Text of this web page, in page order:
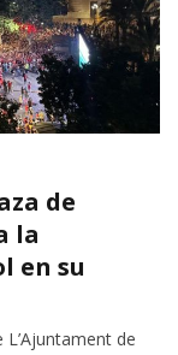
de
la
en su
de